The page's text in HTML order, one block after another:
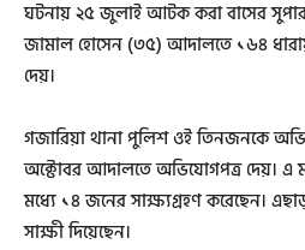
ঘটনায় ২৫ জুলাই আটক করা বাসের
জামাল হোসেন (৩৫) আদালতে ১৬৪
দেয়।
গজারিয়া থানা পুলিশ ওই তিনজনকে
অক্টোবর আদালতে অভিযোগপত্র দেয়। এ
মধ্যে ১৪ জনের সাক্ষ্যগ্রহণ করেছেন।
সাক্ষী দিয়েছেন।